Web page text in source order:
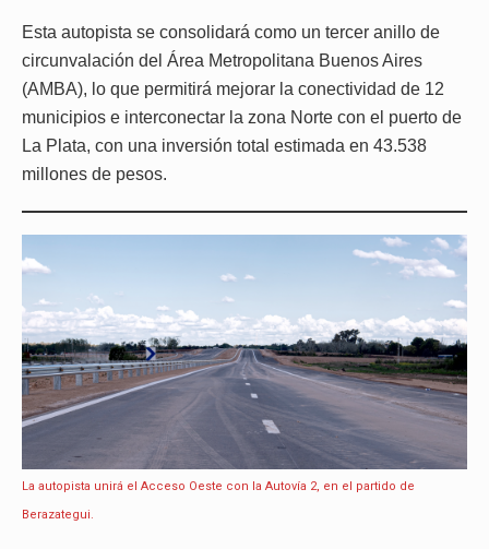
Esta autopista se consolidará como un tercer anillo de
circunvalación del Área Metropolitana Buenos Aires
(AMBA), lo que permitirá mejorar la conectividad de 12
municipios e interconectar la zona Norte con el puerto de
La Plata, con una inversión total estimada en 43.538
millones de pesos.
La autopista unirá el Acceso Oeste con la Autovía 2, en el partido de
Berazategui.